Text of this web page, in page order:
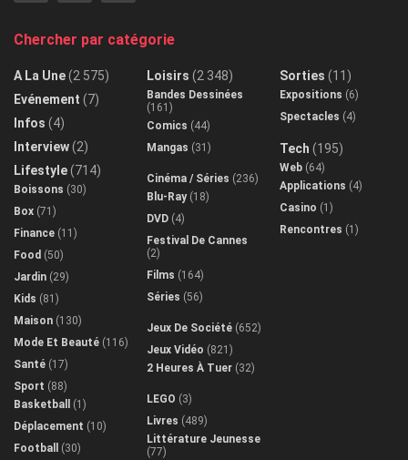
Chercher par catégorie
A La Une(2 575)
Evénement (7)
Infos (4)
Interview(2)
Lifestyle(714)
Boissons (30)
Box (71)
Finance (11)
Food (50)
Jardin (29)
Kids (81)
Maison (130)
Mode Et Beauté (116)
Santé (17)
Sport (88)
Basketball
(1)
Déplacement (10)
Football
(30)
Loisirs (2 348)
Bandes Dessinées
(161)
Comics (44)
Mangas (31)
Cinéma / Séries (236)
Blu-Ray(18)
DVD (4)
Festival De Cannes
(2)
Films (164)
Séries (56)
Jeux De Société (652)
Jeux Vidéo (821)
2 Heures À Tuer (32)
LEGO (3)
Livres (489)
Littérature Jeunesse
(77)
Sorties (11)
Expositions (6)
Spectacles (4)
Tech (195)
Web (64)
Applications (4)
Casino (1)
Rencontres (1)